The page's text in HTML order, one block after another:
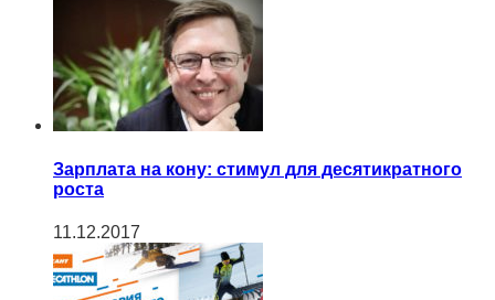
Зарплата на кону: стимул для десятикратного
роста
11.12.2017